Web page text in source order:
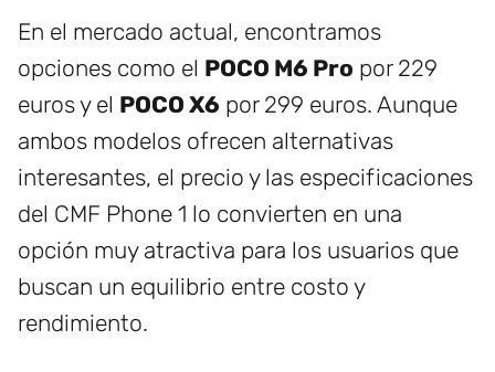
En el mercado actual, encontramos
opciones como el POCO M6 Pro por 229
euros y el POCO X6 por 299 euros. Aunque
ambos modelos ofrecen alternativas
interesantes, el precio y las especificaciones
del CMF Phone 1 lo convierten en una
opción muy atractiva para los usuarios que
buscan un equilibrio entre costo y
rendimiento.